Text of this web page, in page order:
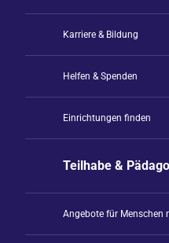
Karriere & Bildung
Helfen & Spenden
Einrichtungen finden
Teilhabe &
Angebote für Menschen